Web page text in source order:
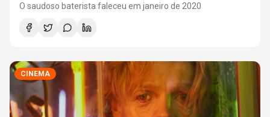
COPELAND E DANNY CAREY
O saudoso baterista faleceu em janeiro de 2020
CINEMA